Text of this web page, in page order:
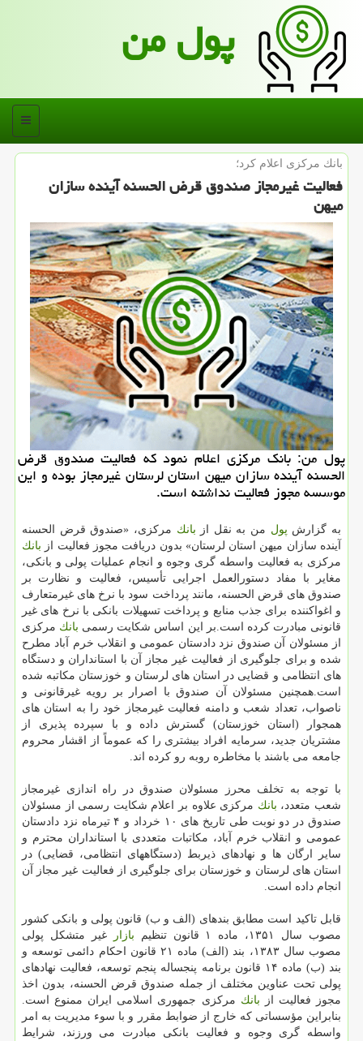
پول من
منو
بانك مركزی اعلام كرد؛
فعالیت غیرمجاز صندوق قرض الحسنه آینده سازان
میهن
پول من: بانك مركزی اعلام نمود كه فعالیت صندوق قرض
الحسنه آینده سازان میهن استان لرستان غیرمجاز بوده و این
موسسه مجوز فعالیت نداشته است.
به گزارش پول من به نقل از بانك مركزی، «صندوق قرض الحسنه
آینده سازان میهن استان لرستان» بدون دریافت مجوز فعالیت از بانك
مركزی به فعالیت واسطه گری وجوه و انجام عملیات پولی و بانكی،
مغایر با مفاد دستورالعمل اجرایی تأسیس، فعالیت و نظارت بر
صندوق های قرض الحسنه، مانند پرداخت سود با نرخ های غیرمتعارف
و اغواكننده برای جذب منابع و پرداخت تسهیلات بانكی با نرخ های غیر
قانونی مبادرت كرده است.بر این اساس شكایت رسمی بانك مركزی
از مسئولان آن صندوق نزد دادستان عمومی و انقلاب خرم آباد مطرح
شده و برای جلوگیری از فعالیت غیر مجاز آن با استانداران و دستگاه
های انتظامی و قضایی در استان های لرستان و خوزستان مكاتبه شده
است.همچنین مسئولان آن صندوق با اصرار بر رویه غیرقانونی و
ناصواب، تعداد شعب و دامنه فعالیت غیرمجاز خود را به استان های
همجوار (استان خوزستان) گسترش داده و با سپرده پذیری از
مشتریان جدید، سرمایه افراد بیشتری را كه عموماً از اقشار محروم
جامعه می باشند با مخاطره روبه رو كرده اند.
با توجه به تخلف محرز مسئولان صندوق در راه اندازی غیرمجاز
شعب متعدد، بانك مركزی علاوه بر اعلام شكایت رسمی از مسئولان
صندوق در دو نوبت طی تاریخ های ۱۰ خرداد و ۴ تیرماه نزد دادستان
عمومی و انقلاب خرم آباد، مكاتبات متعددی با استانداران محترم و
سایر ارگان ها و نهادهای ذیربط (دستگاههای انتظامی، قضایی) در
استان های لرستان و خوزستان برای جلوگیری از فعالیت غیر مجاز آن
انجام داده است.
قابل تاكید است مطابق بندهای (الف و ب) قانون پولی و بانكی كشور
مصوب سال ۱۳۵۱، ماده ۱ قانون تنظیم
بازار
غیر متشكل پولی
مصوب سال ۱۳۸۳، بند (الف) ماده ۲۱ قانون احكام دائمی توسعه و
بند (ب) ماده ۱۴ قانون برنامه پنجساله پنجم توسعه، فعالیت نهادهای
پولی تحت عناوین مختلف از جمله صندوق قرض الحسنه، بدون اخذ
مجوز فعالیت از بانك مركزی جمهوری اسلامی ایران ممنوع است.
بنابراین مؤسساتی كه خارج از ضوابط مقرر و با سوء مدیریت به امر
واسطه گری وجوه و فعالیت بانكی مبادرت می ورزند، شرایط